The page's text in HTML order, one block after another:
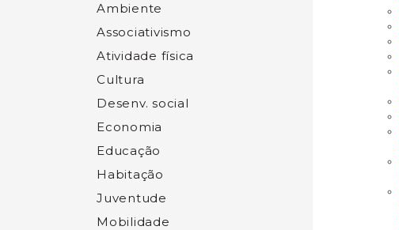
Ambiente
Associativismo
Atividade física
Cultura
Desenv. social
Economia
Educação
Habitação
Juventude
Mobilidade